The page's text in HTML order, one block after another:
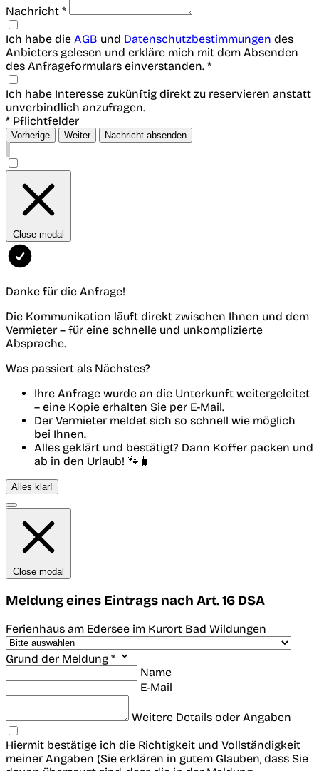
Nachricht *
Ich habe die AGB und Datenschutzbestimmungen des
Anbieters gelesen und erkläre mich mit dem Absenden
des Anfrageformulars einverstanden. *
Ich habe Interesse zukünftig direkt zu reservieren anstatt
unverbindlich anzufragen.
* Pflichtfelder
Vorherige Weiter Nachricht absenden
Close modal
Danke für die Anfrage!
Die Kommunikation läuft direkt zwischen Ihnen und dem
Vermieter – für eine schnelle und unkomplizierte
Absprache.
Was passiert als Nächstes?
Ihre Anfrage wurde an die Unterkunft weitergeleitet
– eine Kopie erhalten Sie per E-Mail.
Der Vermieter meldet sich so schnell wie möglich
bei Ihnen.
Alles geklärt und bestätigt? Dann Koffer packen und
ab in den Urlaub! 🐾🧳
Alles klar!
Close modal
Meldung eines Eintrags nach Art. 16 DSA
Ferienhaus am Edersee im Kurort Bad Wildungen
Grund der Meldung *
Name
E-Mail
Weitere Details oder Angaben
Hiermit bestätige ich die Richtigkeit und Vollständigkeit
meiner Angaben (Sie erklären in gutem Glauben, dass Sie